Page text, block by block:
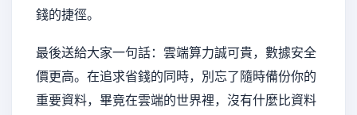
錢的捷徑。
最後送給大家一句話：雲端算力誠可貴，數據安全
價更高。在追求省錢的同時，別忘了隨時備份你的
重要資料，畢竟在雲端的世界裡，沒有什麼比資料